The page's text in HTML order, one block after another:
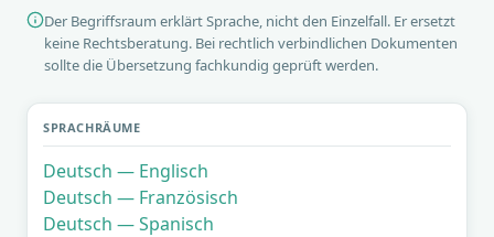
Der Begriffsraum erklärt Sprache, nicht den Einzelfall. Er ersetzt
keine Rechtsberatung. Bei rechtlich verbindlichen Dokumenten
sollte die Übersetzung fachkundig geprüft werden.
SPRACHRÄUME
Deutsch — Englisch
Deutsch — Französisch
Deutsch — Spanisch